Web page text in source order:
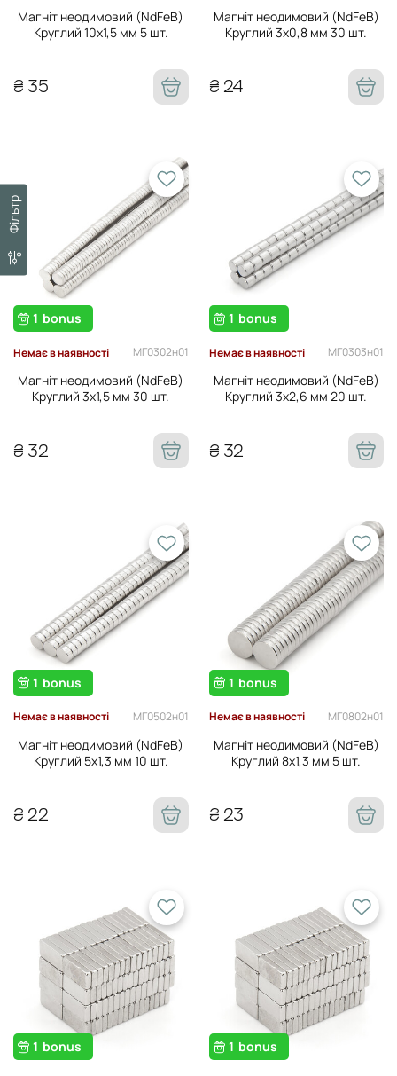
Фільтр
Магніт неодимовий (NdFeB)
Круглий 10х1,5 мм 5 шт.
₴ 35
Магніт неодимовий (NdFeB)
Круглий 3х0,8 мм 30 шт.
₴ 24
1 bonus
Немає в наявності МГ0302н01
Магніт неодимовий (NdFeB)
Круглий 3х1,5 мм 30 шт.
₴ 32
1 bonus
Немає в наявності МГ0303н01
Магніт неодимовий (NdFeB)
Круглий 3х2,6 мм 20 шт.
₴ 32
1 bonus
Немає в наявності МГ0502н01
Магніт неодимовий (NdFeB)
Круглий 5х1,3 мм 10 шт.
₴ 22
1 bonus
Немає в наявності МГ0802н01
Магніт неодимовий (NdFeB)
Круглий 8х1,3 мм 5 шт.
₴ 23
1 bonus 1 bonus